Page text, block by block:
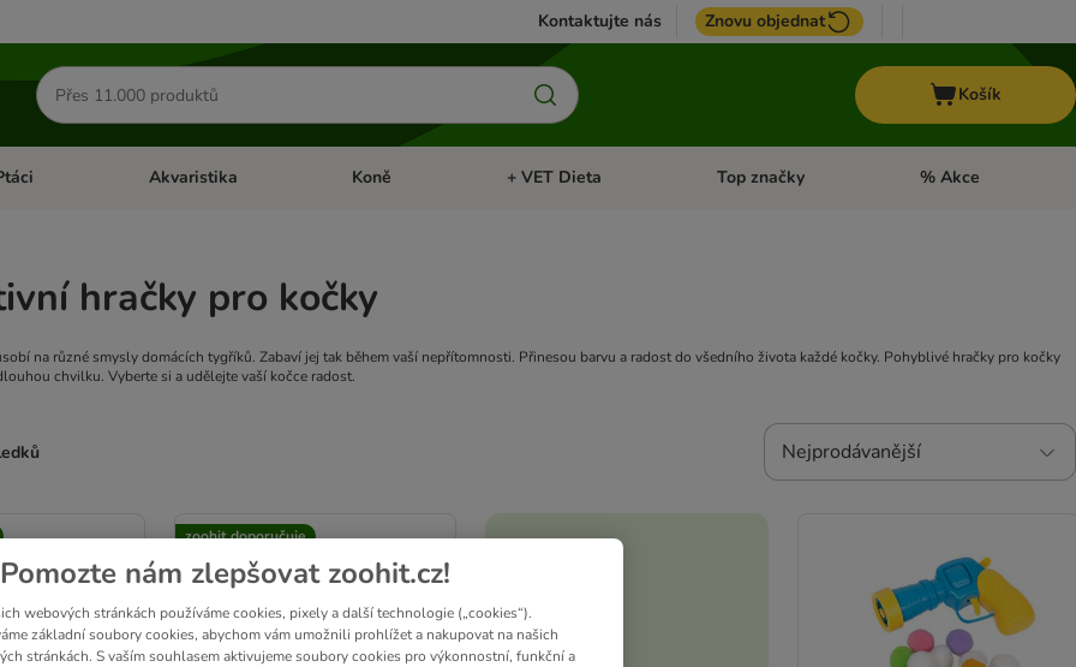
Kontaktujte nás Znovu objednat
Hledat
produkty
Košík
menu: Malá zvířataOtevřít menu: Ptáci
Akvaristika Otevřít menu: Akvaristika
Koně Otevřít menu: Koně
+ VET Dieta Otevřít menu: + VET Dieta
Top značky Otevřít menu: Top
% Akce
hračky pro kočky
na různé smysly domácích tygříků. Zabaví jej tak během vaší nepřítomnosti. Přinesou barvu a radost do všedního života každé kočky. Pohyblivé hračky pro kočky
chvilku. Vyberte si a udělejte vaší kočce radost.
Nejprodávanější
zoohit doporučuje
Pomozte nám zlepšovat zoohit.cz!
webových stránkách používáme cookies, pixely a další technologie („cookies“).
základní soubory cookies, abychom vám umožnili prohlížet a nakupovat na našich
stránkách. S vaším souhlasem aktivujeme soubory cookies pro výkonnostní, funkční a